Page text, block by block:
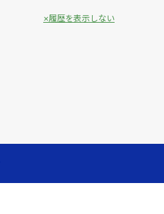
履歴を表示しない